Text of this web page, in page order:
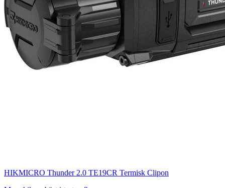
HIKMICRO Thunder 2.0 TE19CR Termisk Clipon